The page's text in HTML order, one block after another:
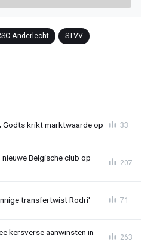
Anderlecht STVV
Godts krikt marktwaarde op 33
Belgische club op
207
transfertwist Rodri' 71
kersverse aanwinsten in
263